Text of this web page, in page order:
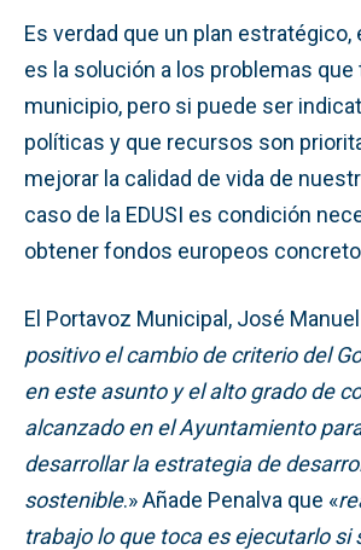
Es verdad que un plan
es la solución a los problemas que
municipio, pero si puede ser
políticas y que recursos son
mejorar la calidad de vida de
caso de la EDUSI es condición
obtener fondos europeos
El Portavoz Municipal, José Manuel
positivo el cambio de criterio del
en este asunto y el alto grado de
alcanzado en el Ayuntamiento
desarrollar la estrategia de
sostenible.» Añade Penalva que «
trabajo lo que toca es ejecutarlo si